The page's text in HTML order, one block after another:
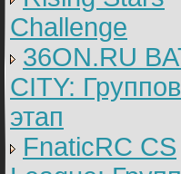
Challenge
36ON.RU
CITY:
этап
FnaticRC CS